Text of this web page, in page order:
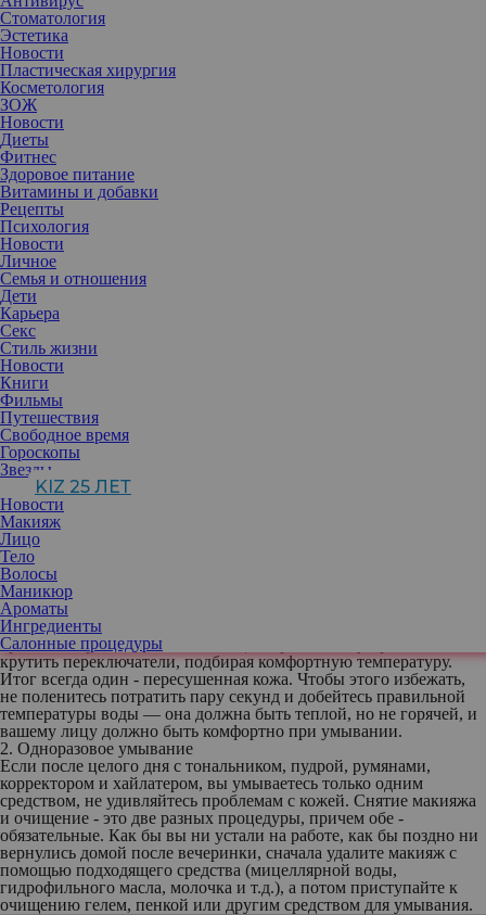
Стоматология
Эстетика
Новости
Пластическая хирургия
Косметология
ЗОЖ
Новости
Диеты
Фитнес
Здоровое питание
Витамины и добавки
Рецепты
Психология
Новости
Личное
Семья и отношения
Дети
Карьера
Секс
Стиль жизни
Новости
Книги
Фильмы
Путешествия
Свободное время
Гороскопы
Звезды
KIZ 25 ЛЕТ
Новости
Макияж
Лицо
Тело
Волосы
Маникюр
Ароматы
Ингредиенты
Салонные процедуры
Казалось бы, что может быть проще умывания: берешь
подходящую пенку или гель и очищаешь кожу дважды в день.
Однако в этом нехитром деле есть много маленьких, но важных
нюансов, которые влияют на внешний вид. В нашем обзоре пять
самых распространенных ошибок, которые совершают люди при
умывании. Ежедневный бьюти-ритуал должен быть безупречно
правильным.
1. Слишком горячая (или холодная) вода
Как ни странно, но самая распространенная ошибка в умывании
— это неправильный выбор температуры. Кто-то использует
слишком холодную воду (якобы успокаивая кожу), а кто-то в
порыве хорошенько раскрыть поры выкручивает на максимум
красный переключатель. Есть еще и третьи, кому просто лень
крутить переключатели, подбирая комфортную температуру.
Итог всегда один - пересушенная кожа. Чтобы этого избежать,
не поленитесь потратить пару секунд и добейтесь правильной
температуры воды — она должна быть теплой, но не горячей, и
вашему лицу должно быть комфортно при умывании.
2. Одноразовое умывание
Если после целого дня с тональником, пудрой, румянами,
корректором и хайлатером, вы умываетесь только одним
средством, не удивляйтесь проблемам с кожей. Снятие макияжа
и очищение - это две разных процедуры, причем обе -
обязательные. Как бы вы ни устали на работе, как бы поздно ни
вернулись домой после вечеринки, сначала удалите макияж с
помощью подходящего средства (мицеллярной воды,
гидрофильного масла, молочка и т.д.), а потом приступайте к
очищению гелем, пенкой или другим средством для умывания.